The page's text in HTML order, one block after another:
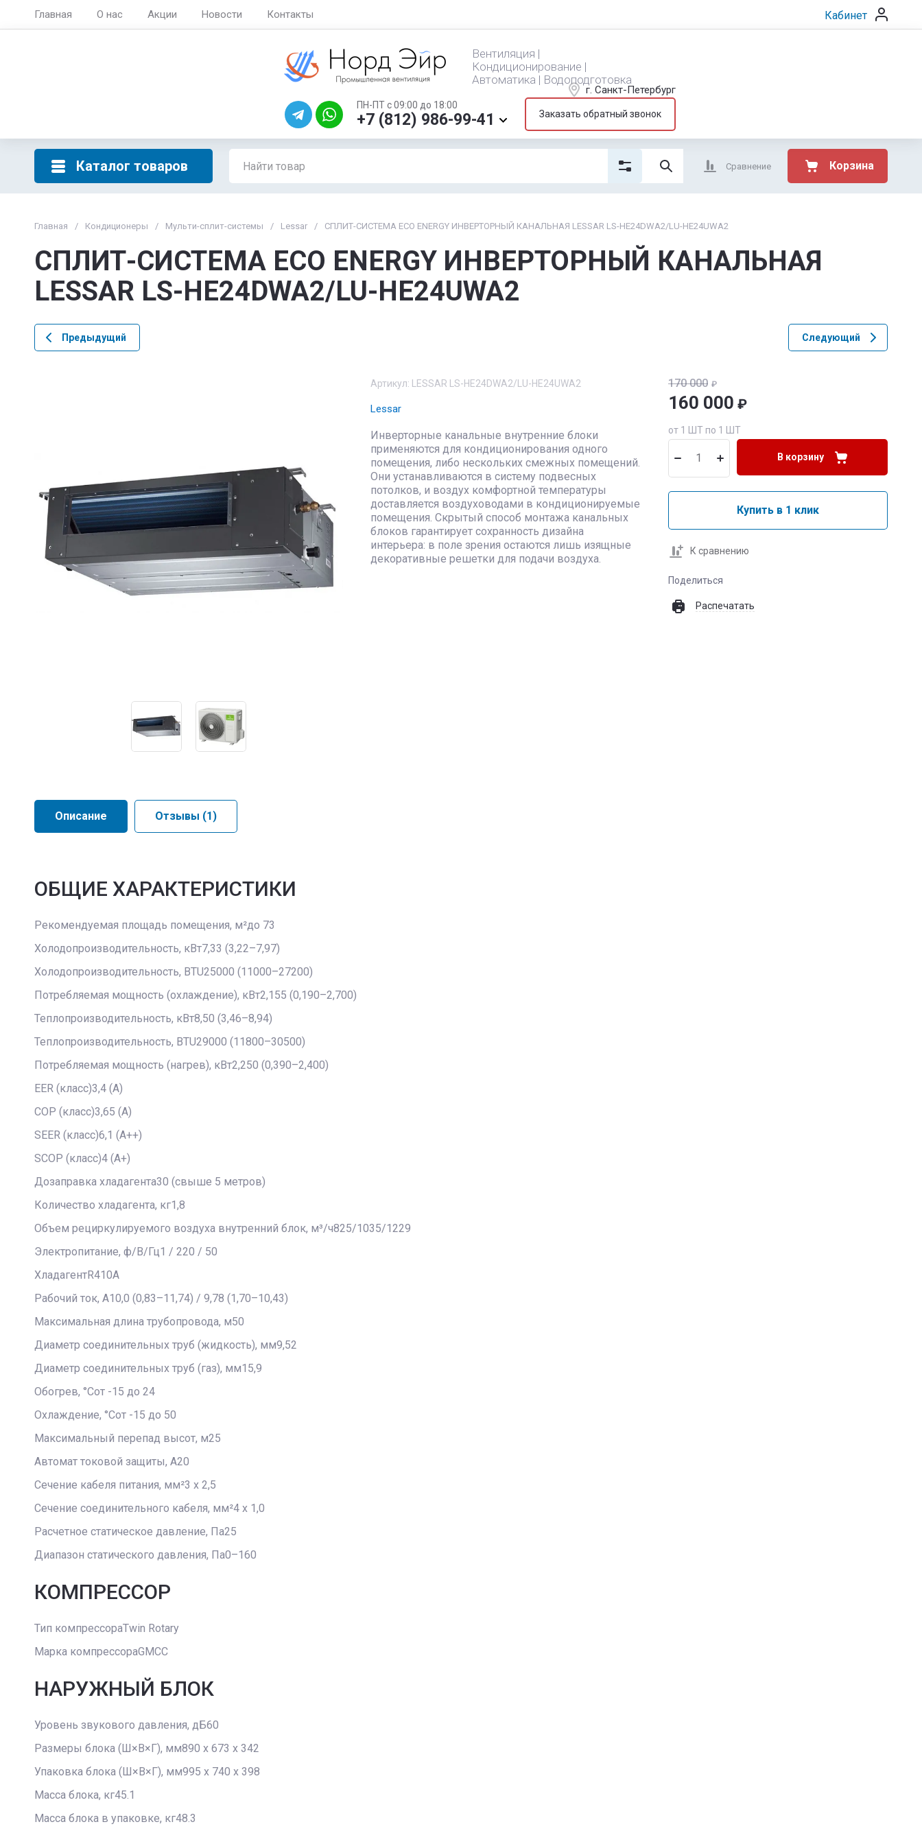
Главная О нас Акции Новости Контакты Кабинет
Вентиляция |
Кондиционирование |
Автоматика | Водоподготовка
г. Санкт-Петербург
ПН-ПТ с 09:00 до 18:00
+7 (812) 986-99-41 Заказать обратный звонок
Каталог товаров Сравнение Корзина
Главная / Кондиционеры / Мульти-сплит-системы / Lessar / СПЛИТ-СИСТЕМА ECO ENERGY ИНВЕРТОРНЫЙ КАНАЛЬНАЯ LESSAR LS-HE24DWA2/LU-HE24UWA2
СПЛИТ-СИСТЕМА ECO ENERGY ИНВЕРТОРНЫЙ КАНАЛЬНАЯ
LESSAR LS-HE24DWA2/LU-HE24UWA2
Предыдущий Следующий
Артикул: LESSAR LS-HE24DWA2/LU-HE24UWA2
Lessar
Инверторные канальные внутренние блоки
применяются для кондиционирования одного
помещения, либо нескольких смежных помещений.
Они устанавливаются в систему подвесных
потолков, и воздух комфортной температуры
доставляется воздуховодами в кондиционируемые
помещения. Скрытый способ монтажа канальных
блоков гарантирует сохранность дизайна
интерьера: в поле зрения остаются лишь изящные
декоративные решетки для подачи воздуха.
170 000 ₽
160 000 ₽
от 1 ШТ по 1 ШТ
В корзину
Купить в 1 клик
К сравнению
Поделиться
Распечатать
Описание Отзывы (1)
ОБЩИЕ ХАРАКТЕРИСТИКИ
Рекомендуемая площадь помещения, м²до 73
Холодопроизводительность, кВт7,33 (3,22–7,97)
Холодопроизводительность, BTU25000 (11000–27200)
Потребляемая мощность (охлаждение), кВт2,155 (0,190–2,700)
Теплопроизводительность, кВт8,50 (3,46–8,94)
Теплопроизводительность, BTU29000 (11800–30500)
Потребляемая мощность (нагрев), кВт2,250 (0,390–2,400)
EER (класс)3,4 (A)
COP (класс)3,65 (A)
SEER (класс)6,1 (A++)
SCOP (класс)4 (A+)
Дозаправка хладагента30 (свыше 5 метров)
Количество хладагента, кг1,8
Объем рециркулируемого воздуха внутренний блок, м³/ч825/1035/1229
Электропитание, ф/В/Гц1 / 220 / 50
ХладагентR410A
Рабочий ток, А10,0 (0,83–11,74) / 9,78 (1,70–10,43)
Максимальная длина трубопровода, м50
Диаметр соединительных труб (жидкость), мм9,52
Диаметр соединительных труб (газ), мм15,9
Обогрев, °Сот -15 до 24
Охлаждение, °Сот -15 до 50
Максимальный перепад высот, м25
Автомат токовой защиты, A20
Сечение кабеля питания, мм²3 х 2,5
Сечение соединительного кабеля, мм²4 х 1,0
Расчетное статическое давление, Па25
Диапазон статического давления, Па0–160
КОМПРЕССОР
Тип компрессораTwin Rotary
Марка компрессораGMCC
НАРУЖНЫЙ БЛОК
Уровень звукового давления, дБ60
Размеры блока (Ш×В×Г), мм890 x 673 x 342
Упаковка блока (Ш×В×Г), мм995 x 740 x 398
Масса блока, кг45.1
Масса блока в упаковке, кг48.3